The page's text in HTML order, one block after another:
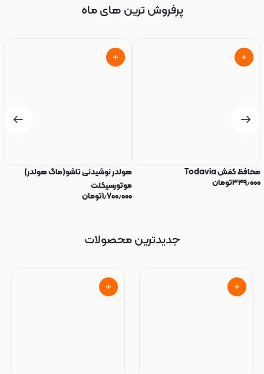
پرفروش ترین های ماه
محافظ کفش Todavia
۳۴۹٫۰۰۰تومان
هولدر نوشیدنی تاشو(ماگ هولدر)
موتورسیکلت
۱٫۷۰۰٫۰۰۰تومان
جدیدترین محصولات